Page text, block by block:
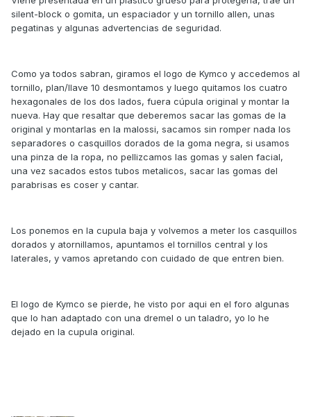
silent-block o gomita, un espaciador y un tornillo allen, unas
pegatinas y algunas advertencias de seguridad.
Como ya todos sabran, giramos el logo de Kymco y accedemos al
tornillo, plan/llave 10 desmontamos y luego quitamos los cuatro
hexagonales de los dos lados, fuera cúpula original y montar la
nueva. Hay que resaltar que deberemos sacar las gomas de la
original y montarlas en la malossi, sacamos sin romper nada los
separadores o casquillos dorados de la goma negra, si usamos
una pinza de la ropa, no pellizcamos las gomas y salen facial,
una vez sacados estos tubos metalicos, sacar las gomas del
parabrisas es coser y cantar.
Los ponemos en la cupula baja y volvemos a meter los casquillos
dorados y atornillamos, apuntamos el tornillos central y los
laterales, y vamos apretando con cuidado de que entren bien.
El logo de Kymco se pierde, he visto por aqui en el foro algunas
que lo han adaptado con una dremel o un taladro, yo lo he
dejado en la cupula original.